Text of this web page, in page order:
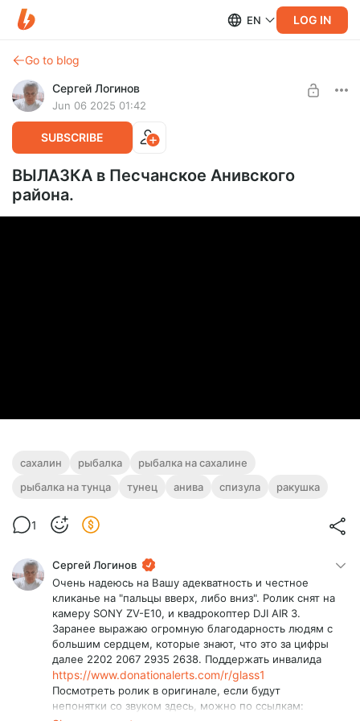
EN LOG IN
Go to blog
Сергей Логинов
Jun 06 2025 01:42
SUBSCRIBE
ВЫЛАЗКА в Песчанское Анивского
района.
сахалин рыбалка
рыбалка на сахалине
рыбалка на тунца
тунец анива спизула ракушка
1
Сергей Логинов
Очень надеюсь на Вашу адекватность и честное
кликанье на "пальцы вверх, либо вниз". Ролик снят на
камеру SONY ZV-E10, и квадрокоптер DJI AIR 3.
Заранее выражаю огромную благодарность людям с
большим сердцем, которые знают, что это за цифры
далее 2202 2067 2935 2638. Поддержать инвалида
https://www.donationalerts.com/r/glass1
Посмотреть ролик в оригинале, если будут
непонятки со звуком здесь, можно по ссылкам: